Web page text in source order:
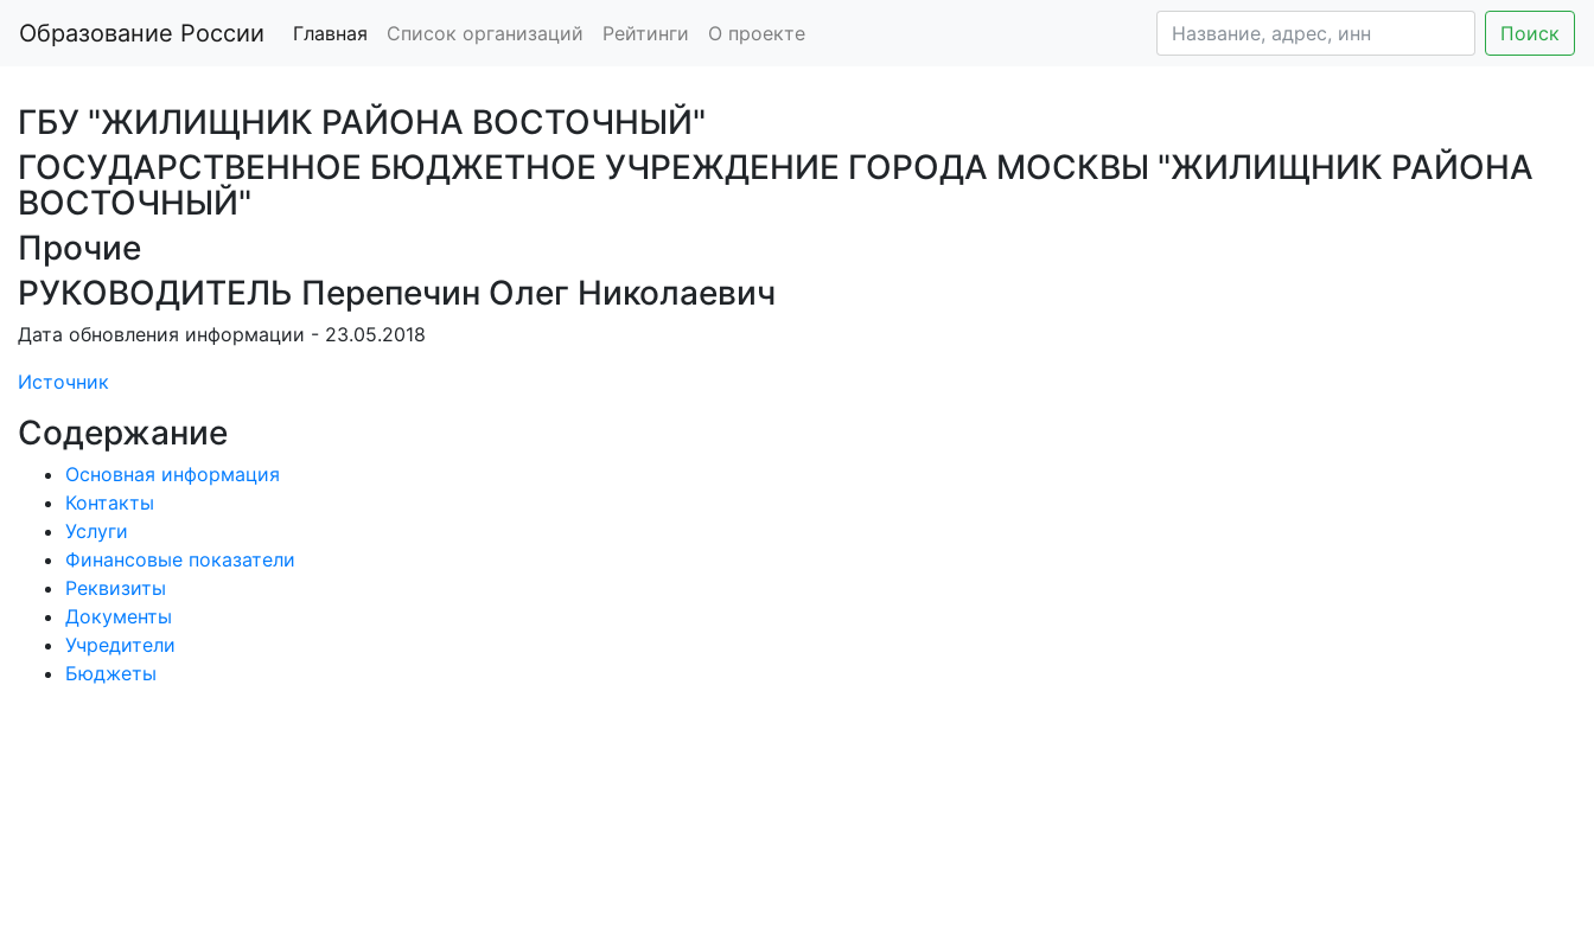
Образование России Главная Список организаций Рейтинги О проекте Поиск
ГБУ "ЖИЛИЩНИК РАЙОНА ВОСТОЧНЫЙ"
ГОСУДАРСТВЕННОЕ БЮДЖЕТНОЕ УЧРЕЖДЕНИЕ ГОРОДА МОСКВЫ "ЖИЛИЩНИК РАЙОНА
ВОСТОЧНЫЙ"
Прочие
РУКОВОДИТЕЛЬ Перепечин Олег Николаевич
Дата обновления информации - 23.05.2018
Источник
Содержание
Основная информация
Контакты
Услуги
Финансовые показатели
Реквизиты
Документы
Учредители
Бюджеты